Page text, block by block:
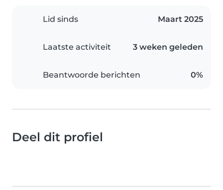
Lid sinds Maart 2025
Laatste activiteit 3 weken geleden
Beantwoorde berichten 0%
Deel dit profiel